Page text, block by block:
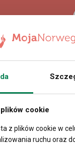
cookie
z plików cookie w
ruchu oraz